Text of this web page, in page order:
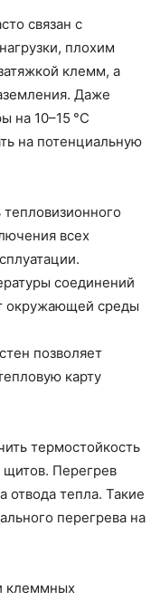
связан с
плохим
клемм, а
Даже
на 10–15 °C
на потенциальную
всех
соединений
окружающей среды
позволяет
карту
термостойкость
Перегрев
отвода тепла. Такие
перегрева на
клеммных